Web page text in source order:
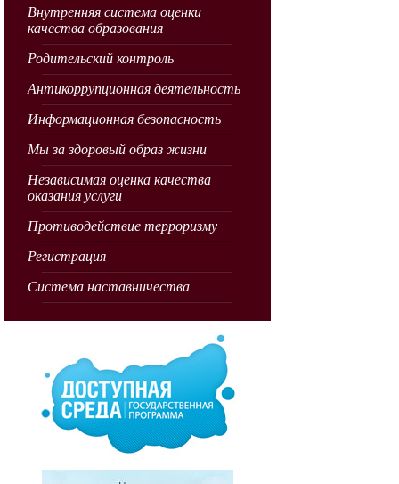
Внутренняя система оценки
качества образования
Родительский контроль
Антикоррупционная деятельность
Информационная безопасность
Мы за здоровый образ жизни
Независимая оценка качества
оказания услуги
Противодействие терроризму
Регистрация
Система наставничества